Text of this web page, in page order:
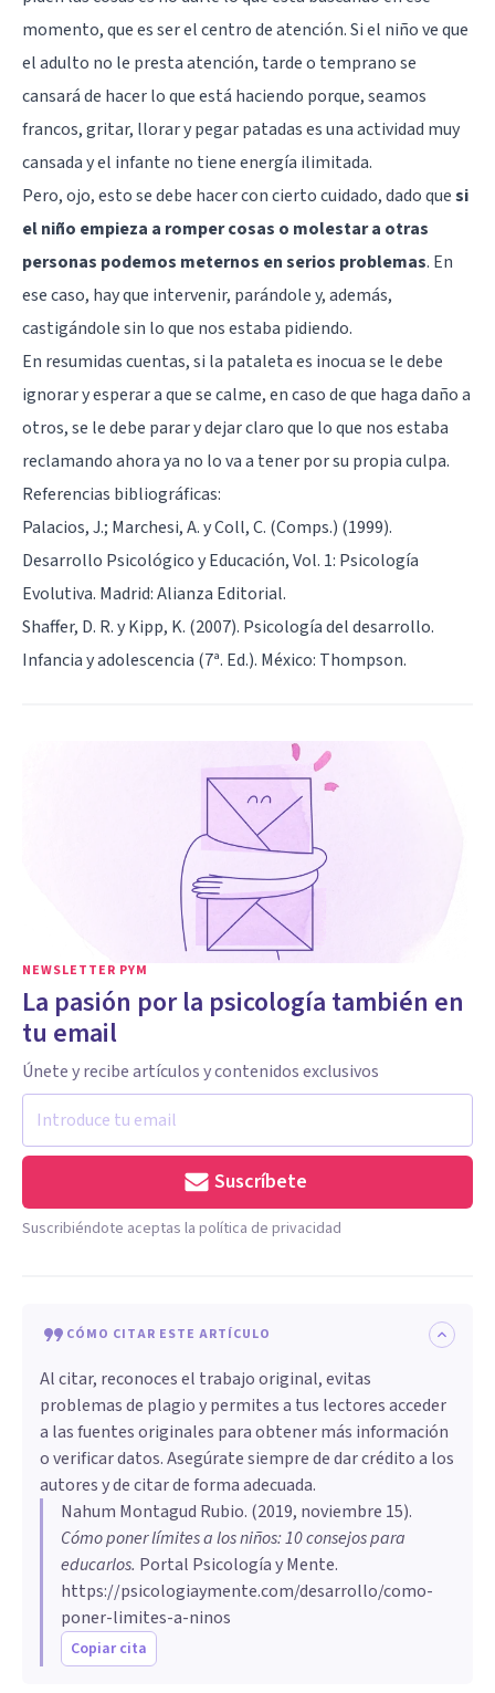
momento, que es ser el centro de atención. Si el niño ve que
el adulto no le presta atención, tarde o temprano se
cansará de hacer lo que está haciendo porque, seamos
francos, gritar, llorar y pegar patadas es una actividad muy
cansada y el infante no tiene energía ilimitada.
Pero, ojo, esto se debe hacer con cierto cuidado, dado quesi
el niño empieza a romper cosas o molestar a otras
personas podemos meternos en serios problemas. En
ese caso, hay que intervenir, parándole y, además,
castigándole sin lo que nos estaba pidiendo.
En resumidas cuentas, si la pataleta es inocua se le debe
ignorar y esperar a que se calme, en caso de que haga daño a
otros, se le debe parar y dejar claro que lo que nos estaba
reclamando ahora ya no lo va a tener por su propia culpa.
Referencias bibliográficas:
Palacios, J.; Marchesi, A. y Coll, C. (Comps.) (1999).
Desarrollo Psicológico y Educación, Vol. 1: Psicología
Evolutiva. Madrid: Alianza Editorial.
Shaffer, D. R. y Kipp, K. (2007). Psicología del desarrollo.
Infancia y adolescencia (7ª. Ed.). México: Thompson.
NEWSLETTER PYM
La pasión por la psicología también en
tu email
Únete y recibe artículos y contenidos exclusivos
Suscríbete
Suscribiéndote aceptas la política de privacidad
CÓMO CITAR ESTE ARTÍCULO
Al citar, reconoces el trabajo original, evitas
problemas de plagio y permites a tus lectores acceder
a las fuentes originales para obtener más información
o verificar datos. Asegúrate siempre de dar crédito a los
autores y de citar de forma adecuada.
Nahum Montagud Rubio. (2019, noviembre 15).
Cómo poner límites a los niños: 10 consejos para
educarlos. Portal Psicología y Mente.
https://psicologiaymente.com/desarrollo/como-
poner-limites-a-ninos
Copiar cita